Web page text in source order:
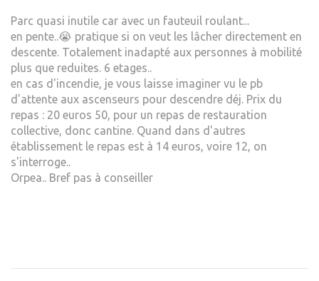
Parc quasi inutile car avec un fauteuil roulant...
en pente..😭 pratique si on veut les lâcher directement en
descente. Totalement inadapté aux personnes à mobilité
plus que reduites. 6 etages..
en cas d'incendie, je vous laisse imaginer vu le pb
d'attente aux ascenseurs pour descendre déj. Prix du
repas : 20 euros 50, pour un repas de restauration
collective, donc cantine. Quand dans d'autres
établissement le repas est à 14 euros, voire 12, on
s'interroge..
Orpea.. Bref pas à conseiller